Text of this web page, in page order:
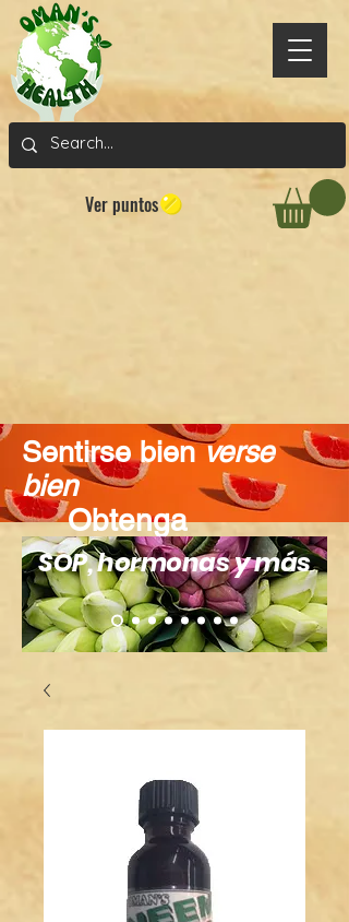
Ver puntos
Sentirse bienverse
bien
Obtenga
recompensas
SOP, hormonas y más